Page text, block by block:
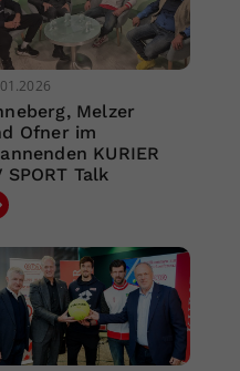
Melzer
Ofner im
KURIER
SPORT Talk